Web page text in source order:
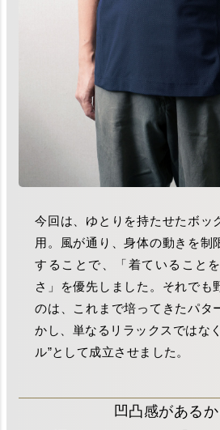
今回は、ゆとりを持たせたボッ
用。風が通り、身体の動きを制
することで、「着ていること
さ」を優先しました。それでも
のは、これまで培ってきたパタ
かし、単なるリラックスではな
ル”として成立させました。
凹凸感があるか